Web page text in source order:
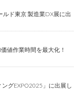
ルド東京 製造業DX展に出
値作業時間を最大化！
グEXPO2025」に出展し